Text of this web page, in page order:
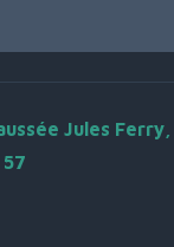
Jules